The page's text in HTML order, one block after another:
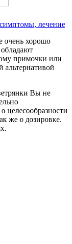
лечение
очень хорошо
примочки или
альтернативой
Вы не
целесообразности
же о дозировке.